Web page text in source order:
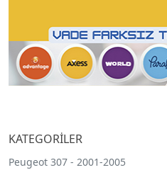
KATEGORİLER
Peugeot 307 - 2001-2005